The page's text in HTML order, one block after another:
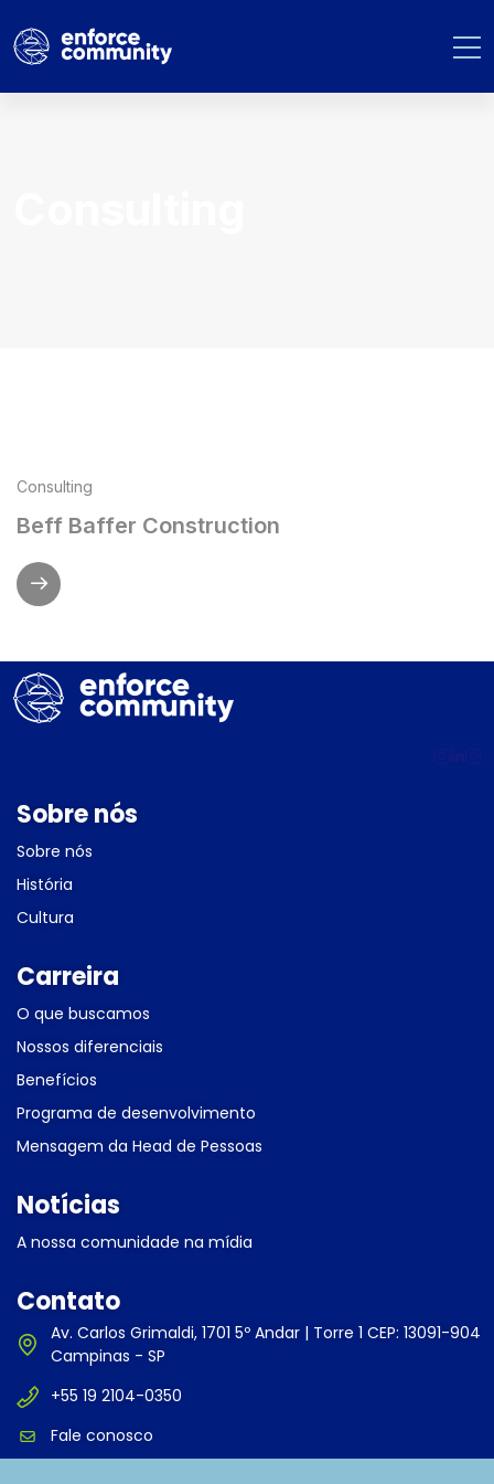
Consulting
Beff Baffer Construction
Sobre nós
Sobre nós
História
Cultura
Carreira
O que buscamos
Nossos diferenciais
Benefícios
Programa de desenvolvimento
Mensagem da Head de Pessoas
Notícias
A nossa comunidade na mídia
Contato
Av. Carlos Grimaldi, 1701 5º Andar | Torre 1 CEP: 13091-904
Campinas - SP
+55 19 2104-0350
Fale conosco